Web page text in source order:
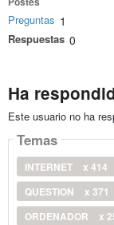
Preguntas 1
Respuestas 0
Ha
Este usuario no ha
Temas
INTERNET
x 414
QUESTION
x 371
ORDENADOR
x